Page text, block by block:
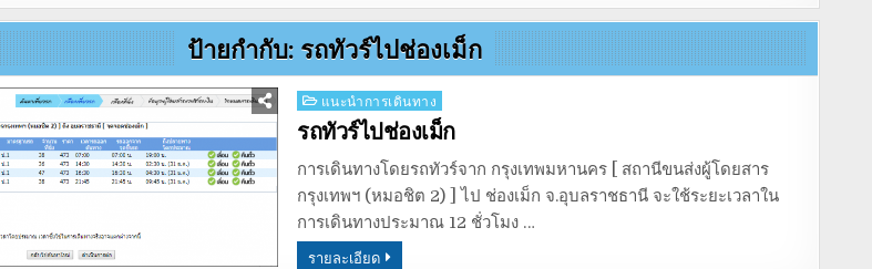
ป้ายกำกับ: รถทัวร์ไปช่องเม็ก
Posted
in
แนะนำการเดินทาง
รถทัวร์ไปช่องเม็ก
การเดินทางโดยรถทัวร์จาก กรุงเทพมหานคร [ สถานีขนส่งผู้โดยสาร
กรุงเทพฯ (หมอชิต 2) ] ไป ช่องเม็ก จ.อุบลราชธานี จะใช้ระยะเวลาใน
การเดินทางประมาณ 12 ชั่วโมง …
รายละเอียด